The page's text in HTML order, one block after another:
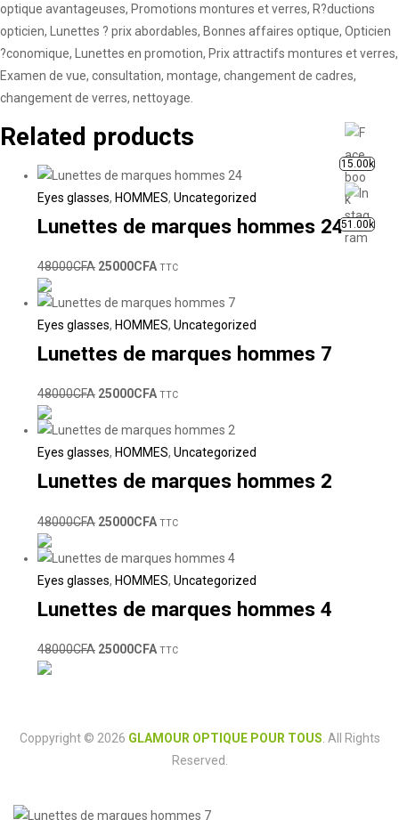
optique avantageuses, Promotions montures et verres, R?ductions
opticien, Lunettes ? prix abordables, Bonnes affaires optique, Opticien
?conomique, Lunettes en promotion, Prix attractifs montures et verres,
Examen de vue, consultation, montage, changement de cadres,
changement de verres, nettoyage.
Related products
Eyes glasses, HOMMES, Uncategorized
Lunettes de marques hommes 24
48000CFA 25000CFA TTC
Eyes glasses, HOMMES, Uncategorized
Lunettes de marques hommes 7
48000CFA 25000CFA TTC
Eyes glasses, HOMMES, Uncategorized
Lunettes de marques hommes 2
48000CFA 25000CFA TTC
Eyes glasses, HOMMES, Uncategorized
Lunettes de marques hommes 4
48000CFA 25000CFA TTC
Coppyright © 2026 GLAMOUR OPTIQUE POUR TOUS . All Rights
Reserved.
15.00k
51.00k